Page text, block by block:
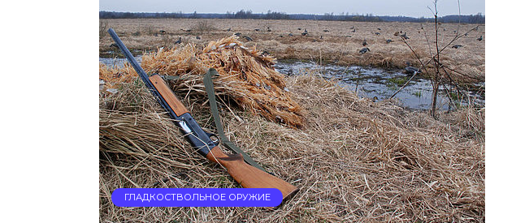
ГЛАДКОСТВОЛЬНОЕ ОРУЖИЕ